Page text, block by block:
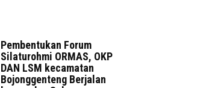
Pembentukan Forum
Silaturohmi ORMAS, OKP
DAN LSM kecamatan
Bojonggenteng Berjalan